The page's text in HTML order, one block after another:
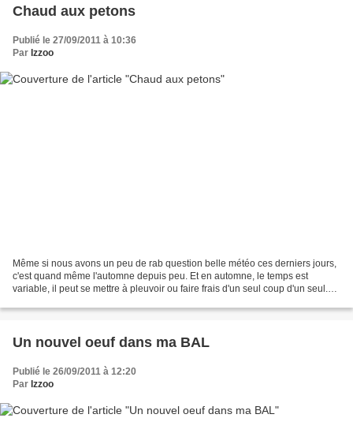
Chaud aux petons
Publié le 27/09/2011 à 10:36
Par Izzoo
Même si nous avons un peu de rab question belle météo ces derniers jours,
c'est quand même l'automne depuis peu. Et en automne, le temps est
variable, il peut se mettre à pleuvoir ou faire frais d'un seul coup d'un seul.
Un nouvel oeuf dans ma BAL
Publié le 26/09/2011 à 12:20
Par Izzoo